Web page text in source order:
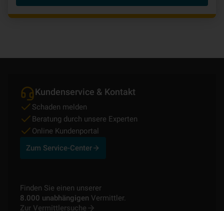
Kundenservice & Kontakt
Schaden melden
Beratung durch unsere Experten
Online Kundenportal
Zum Service-Center
Finden Sie einen unserer
8.000 unabhängigen Vermittler.
Zur Vermittlersuche